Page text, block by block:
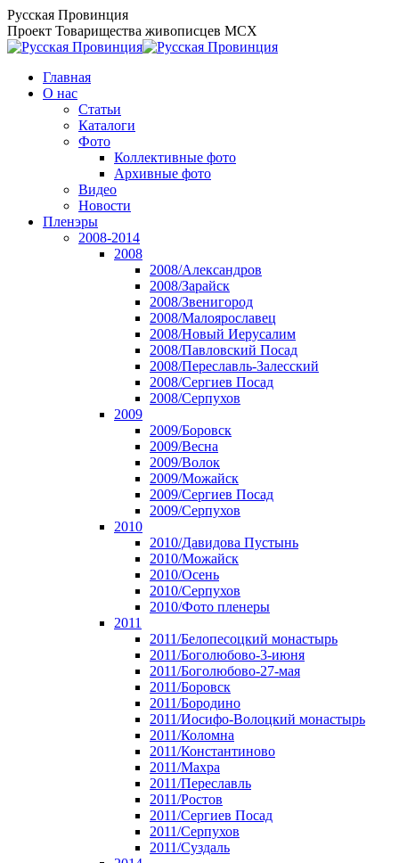
Перейти
к
содержанию
Русская Провинция
Проект Товарищества живописцев МСХ
Главная
О нас
Статьи
Каталоги
Фото
Коллективные фото
Архивные фото
Видео
Новости
Пленэры
2008-2014
2008
2008/Александров
2008/Зарайск
2008/Звенигород
2008/Малоярославец
2008/Новый Иерусалим
2008/Павловский Посад
2008/Переславль-Залесский
2008/Сергиев Посад
2008/Серпухов
2009
2009/Боровск
2009/Весна
2009/Волок
2009/Можайск
2009/Сергиев Посад
2009/Серпухов
2010
2010/Давидова Пустынь
2010/Можайск
2010/Осень
2010/Серпухов
2010/Фото пленеры
2011
2011/Белопесоцкий монастырь
2011/Боголюбово-3-июня
2011/Боголюбово-27-мая
2011/Боровск
2011/Бородино
2011/Иосифо-Волоцкий монастырь
2011/Коломна
2011/Константиново
2011/Махра
2011/Переславль
2011/Ростов
2011/Сергиев Посад
2011/Серпухов
2011/Суздаль